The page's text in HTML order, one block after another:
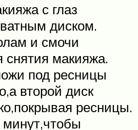
с глаз
диском.
и смочи
снятия макияжа.
под ресницы
второй диск
ресницы.